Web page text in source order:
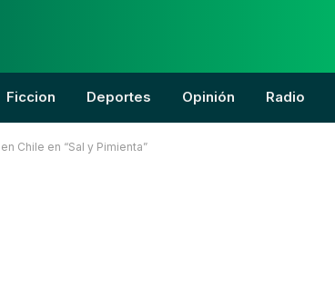
Ficcion Deportes Opinión Radio
Chile en “Sal y Pimienta”